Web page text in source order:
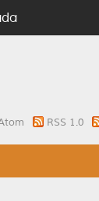
RSS 1.0